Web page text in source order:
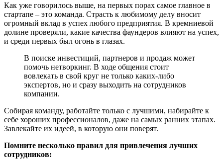
Как уже говорилось выше, на первых порах самое главное в
стартапе – это команда. Страсть к любимому делу вносит
огромный вклад в успех любого предприятия. В кремниевой
долине проверяли, какие качества фаундеров влияют на успех,
и среди первых был огонь в глазах.
В поиске инвестиций, партнеров и продаж может
помочь нетворкинг. В ходе общения стоит
вовлекать в свой круг не только каких-либо
экспертов, но и сразу выходить на сотрудников
компании.
Собирая команду, работайте только с лучшими, набирайте к
себе хороших профессионалов, даже на самых ранних этапах.
Завлекайте их идеей, в которую они поверят.
Помните несколько правил для привлечения лучших
сотрудников: